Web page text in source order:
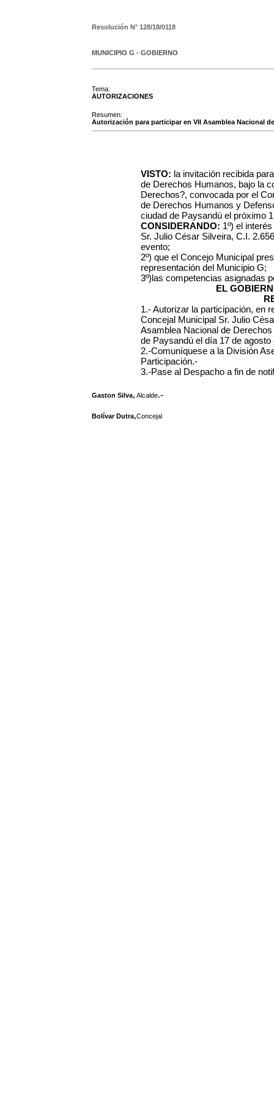
Resolución N° 128/18/0118
MUNICIPIO G - GOBIERNO
Tema:
AUTORIZACIONES
Resumen:
Autorización para participar en VII Asamblea Nacional
VISTO: la invitación recibida
de Derechos Humanos, bajo la
Derechos?, convocada por el
de Derechos Humanos y
ciudad de Paysandú el próximo
CONSIDERANDO: 1º) el
Sr. Julio César Silveira, C.I.
evento;
2º) que el Concejo Municipal
representación del Municipio G;
3º)las competencias asignadas
EL
1.- Autorizar la participación, en
Concejal Municipal Sr. Julio
Asamblea Nacional de
de Paysandú el día 17 de agosto
2.-Comuníquese a la División
Participación.-
3.-Pase al Despacho a fin de
Gaston Silva, Alcalde.-
Bolívar Dutra,Concejal